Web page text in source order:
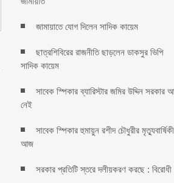
জামায়াতে যোগ দিলেন সাদিক কায়েম
ছাত্রশিবিরের রাজনীতি ছাড়লেন ডাকসুর ভিপি
সাদিক কায়েম
সাবেক স্পিকার ব্যারিস্টার জমির উদ্দিন সরকার
নেই
সাবেক স্পিকার হুমায়ুন রশীদ চৌধুরীর মৃত্যুবার্ষিকী
আজ
সরকার প্রতিটি স্তরে দলীয়করণ করছে : বিরোধী